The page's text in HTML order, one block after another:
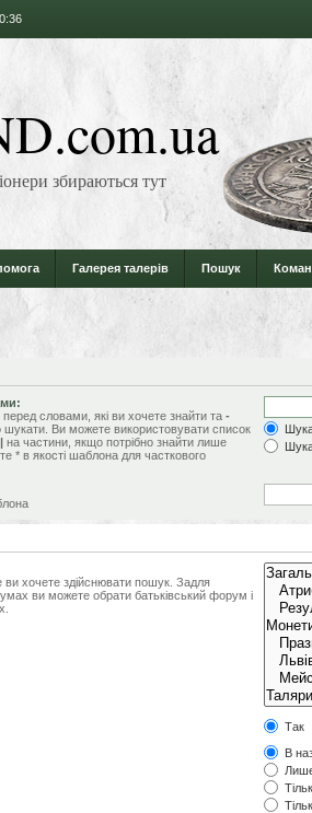
збираються тут
Галерея талерів Пошук
перед словами, які ви хочете знайти та -
шукати. Ви можете використовувати список
| на частини, якщо потрібно знайти лише
* в якості шаблона для часткового
хочете здійснювати пошук. Задля
ви можете обрати батьківський форум і
Так
В